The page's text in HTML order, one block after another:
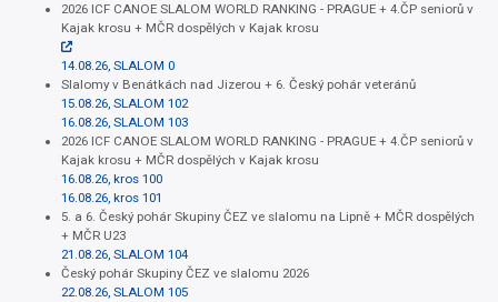
2026 ICF CANOE SLALOM WORLD RANKING - PRAGUE + 4.ČP seniorů v
Kajak krosu + MČR dospělých v Kajak krosu
14.08.26, SLALOM 0
Slalomy v Benátkách nad Jizerou + 6. Český pohár veteránů
15.08.26, SLALOM 102
16.08.26, SLALOM 103
2026 ICF CANOE SLALOM WORLD RANKING - PRAGUE + 4.ČP seniorů v
Kajak krosu + MČR dospělých v Kajak krosu
16.08.26, kros 100
16.08.26, kros 101
5. a 6. Český pohár Skupiny ČEZ ve slalomu na Lipně + MČR dospělých
+ MČR U23
21.08.26, SLALOM 104
Český pohár Skupiny ČEZ ve slalomu 2026
22.08.26, SLALOM 105